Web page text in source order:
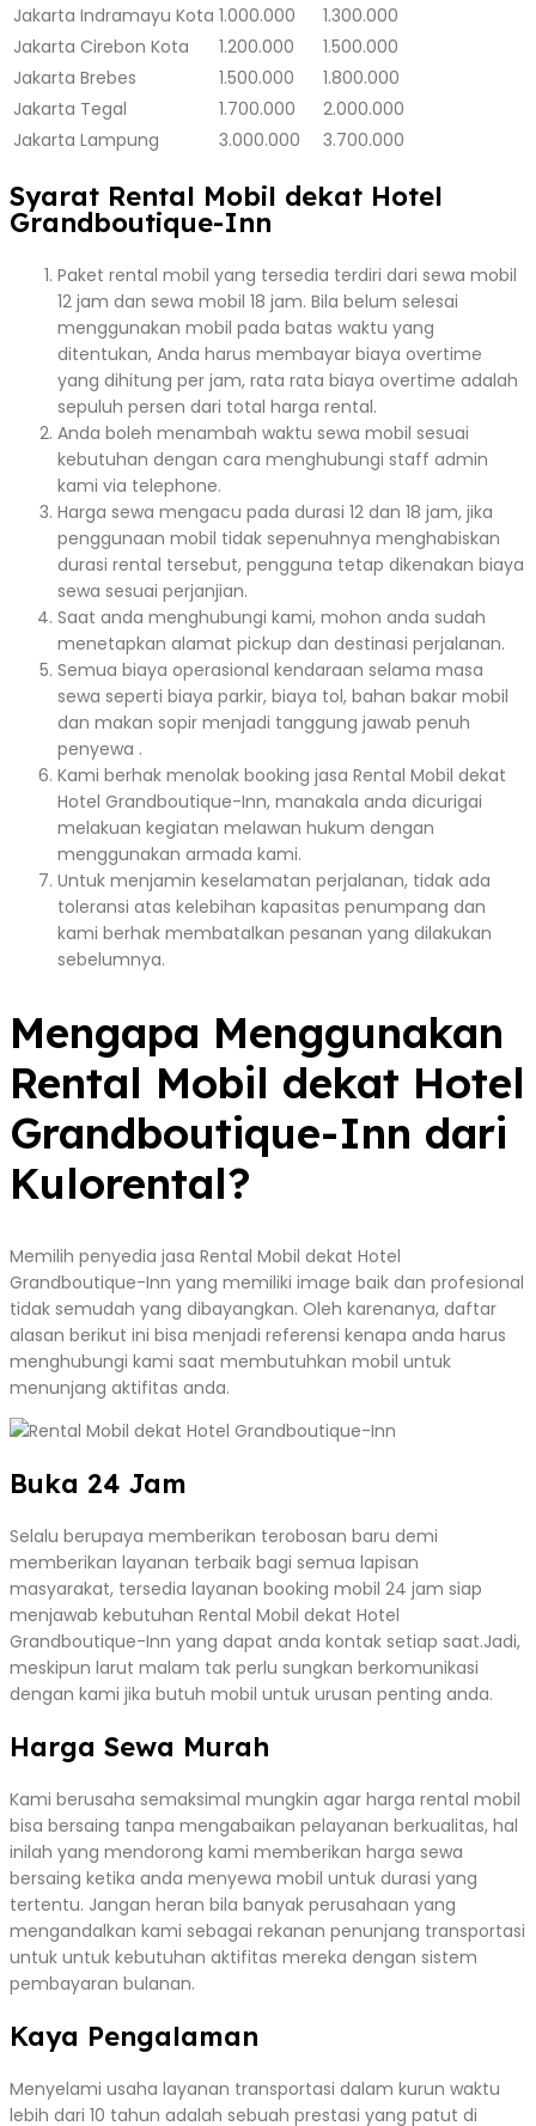
Jakarta Indramayu Kota 1.000.000
1.300.000
Jakarta Cirebon Kota 1.200.000
1.500.000
Jakarta Brebes 1.500.000
1.800.000
Jakarta Tegal 1.700.000
2.000.000
Jakarta Lampung 3.000.000 3.700.000
Syarat Rental Mobil dekat Hotel
Grandboutique-Inn
Paket rental mobil yang tersedia terdiri dari sewa mobil
12 jam dan sewa mobil 18 jam. Bila belum selesai
menggunakan mobil pada batas waktu yang
ditentukan, Anda harus membayar biaya overtime
yang dihitung per jam, rata rata biaya overtime adalah
sepuluh persen dari total harga rental.
Anda boleh menambah waktu sewa mobil sesuai
kebutuhan dengan cara menghubungi staff admin
kami via telephone.
Harga sewa mengacu pada durasi 12 dan 18 jam, jika
penggunaan mobil tidak sepenuhnya menghabiskan
durasi rental tersebut, pengguna tetap dikenakan biaya
sewa sesuai perjanjian.
Saat anda menghubungi kami, mohon anda sudah
menetapkan alamat pickup dan destinasi perjalanan.
Semua biaya operasional kendaraan selama masa
sewa seperti biaya parkir, biaya tol, bahan bakar mobil
dan makan sopir menjadi tanggung jawab penuh
penyewa .
Kami berhak menolak booking jasa Rental Mobil dekat
Hotel Grandboutique-Inn, manakala anda dicurigai
melakuan kegiatan melawan hukum dengan
menggunakan armada kami.
Untuk menjamin keselamatan perjalanan, tidak ada
toleransi atas kelebihan kapasitas penumpang dan
kami berhak membatalkan pesanan yang dilakukan
sebelumnya.
Mengapa Menggunakan
Rental Mobil dekat Hotel
Grandboutique-Inn dari
Kulorental?
Memilih penyedia jasa Rental Mobil dekat Hotel
Grandboutique-Inn yang memiliki image baik dan profesional
tidak semudah yang dibayangkan. Oleh karenanya, daftar
alasan berikut ini bisa menjadi referensi kenapa anda harus
menghubungi kami saat membutuhkan mobil untuk
menunjang aktifitas anda.
Buka 24 Jam
Selalu berupaya memberikan terobosan baru demi
memberikan layanan terbaik bagi semua lapisan
masyarakat, tersedia layanan booking mobil 24 jam siap
menjawab kebutuhan Rental Mobil dekat Hotel
Grandboutique-Inn yang dapat anda kontak setiap saat.Jadi,
meskipun larut malam tak perlu sungkan berkomunikasi
dengan kami jika butuh mobil untuk urusan penting anda.
Harga Sewa Murah
Kami berusaha semaksimal mungkin agar harga rental mobil
bisa bersaing tanpa mengabaikan pelayanan berkualitas, hal
inilah yang mendorong kami memberikan harga sewa
bersaing ketika anda menyewa mobil untuk durasi yang
tertentu. Jangan heran bila banyak perusahaan yang
mengandalkan kami sebagai rekanan penunjang transportasi
untuk untuk kebutuhan aktifitas mereka dengan sistem
pembayaran bulanan.
Kaya Pengalaman
Menyelami usaha layanan transportasi dalam kurun waktu
lebih dari 10 tahun adalah sebuah prestasi yang patut di